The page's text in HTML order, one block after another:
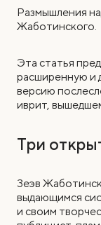
Размышления
Жаботинского.
Эта статья
расширенную и
версию
иврит,
Три
Зеэв
выдающимся
и своим